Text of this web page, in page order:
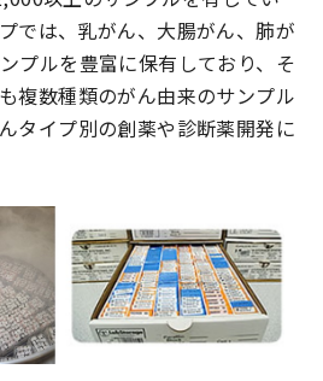
では、乳がん、大腸がん、肺が
プルを豊富に保有しており、そ
複数種類のがん由来のサンプル
タイプ別の創薬や診断薬開発に